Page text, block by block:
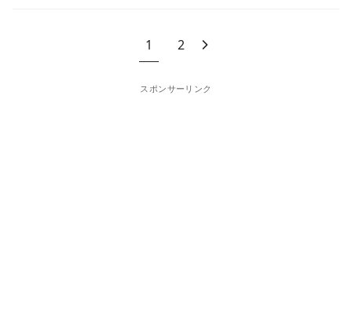
1 2
スポンサーリンク